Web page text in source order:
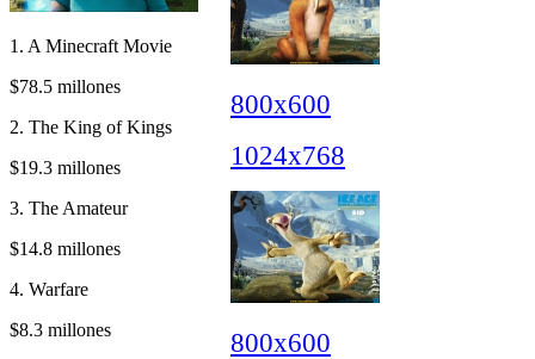
1. A Minecraft Movie
$78.5 millones
2. The King of Kings
$19.3 millones
3. The Amateur
$14.8 millones
4. Warfare
$8.3 millones
800x600
1024x768
800x600